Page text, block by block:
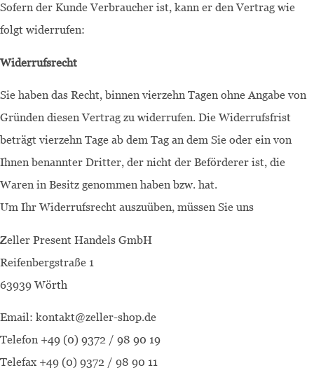
Sofern der Kunde Verbraucher ist, kann er den Vertrag wie
folgt widerrufen:
Widerrufsrecht
Sie haben das Recht, binnen vierzehn Tagen ohne Angabe von
Gründen diesen Vertrag zu widerrufen. Die Widerrufsfrist
beträgt vierzehn Tage ab dem Tag an dem Sie oder ein von
Ihnen benannter Dritter, der nicht der Beförderer ist, die
Waren in Besitz genommen haben bzw. hat.
Um Ihr Widerrufsrecht auszuüben, müssen Sie uns
Zeller Present Handels GmbH
Reifenbergstraße 1
63939 Wörth
Email: kontakt@zeller-shop.de
Telefon +49 (0) 9372 / 98 90 19
Telefax +49 (0) 9372 / 98 90 11